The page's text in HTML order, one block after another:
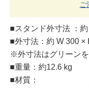
ご
■スタンド外寸法 ：
■外寸法：約 W 300 ×
※外寸法はグリーンを
■重量：約12.6 kg
■材質：